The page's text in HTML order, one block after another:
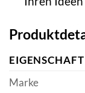
EIGENSCHAFT
Marke